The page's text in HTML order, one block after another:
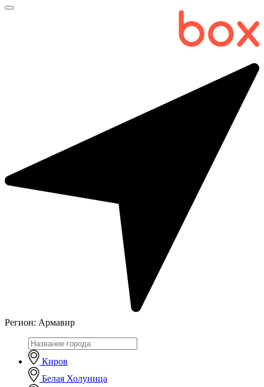
Регион: Армавир
Киров
Белая Холуница